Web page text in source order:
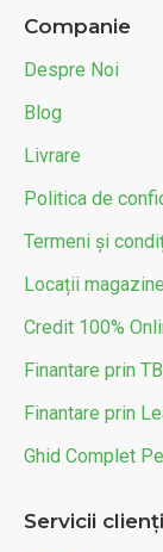
Companie
Despre Noi
Blog
Livrare
Politica de
Termeni și
Locații magazine
Credit 100%
Finantare prin
Finantare prin
Ghid Complet
Servicii clienți